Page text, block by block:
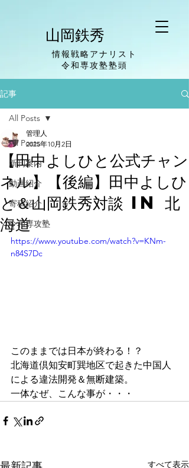
山岡鉄秀
情報戦略アナリスト
​令和専攻塾塾頭
記事
All Posts
新刊案内
動画紹介
寄稿紹介
令和専攻塾
All Posts
【田中よしひと公式チャン
ネル】【後編】田中よしひ
と＆山岡鉄秀対談 in 北
海道
管理人
2025年10月2日
https://www.youtube.com/watch?v=KNm-
n84S7Dc
このままでは日本が終わる！？
北海道倶知安町巽地区で起きた中国人
による違法開発＆無断建築。
一体なぜ、こんな事が・・・
すべて表示